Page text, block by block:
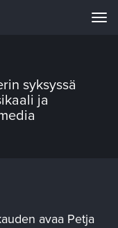
syksyssä
ja
avaa Petja